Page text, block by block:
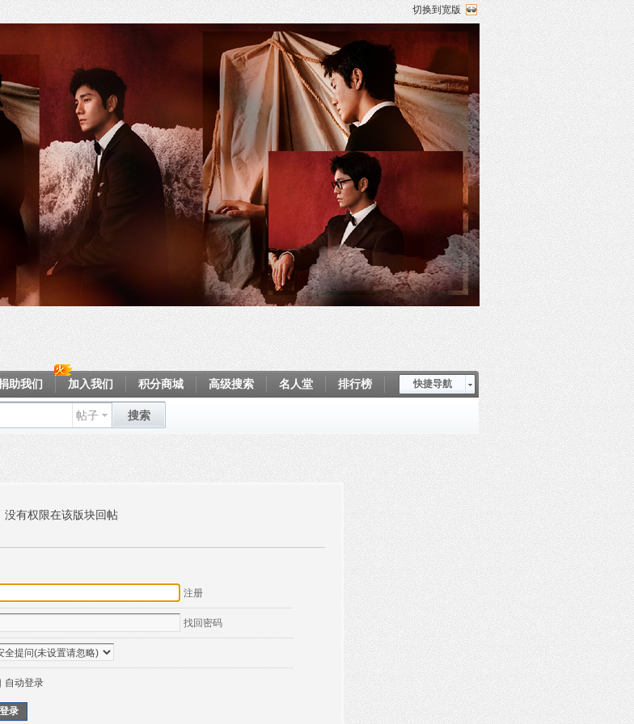
切换到宽版
快捷导航
助我们 加入我们 积分商城 高级搜索 名人堂
排行榜
帖子 搜索
没有权限在该版块回帖
注册
找回密码
自动登录
登录